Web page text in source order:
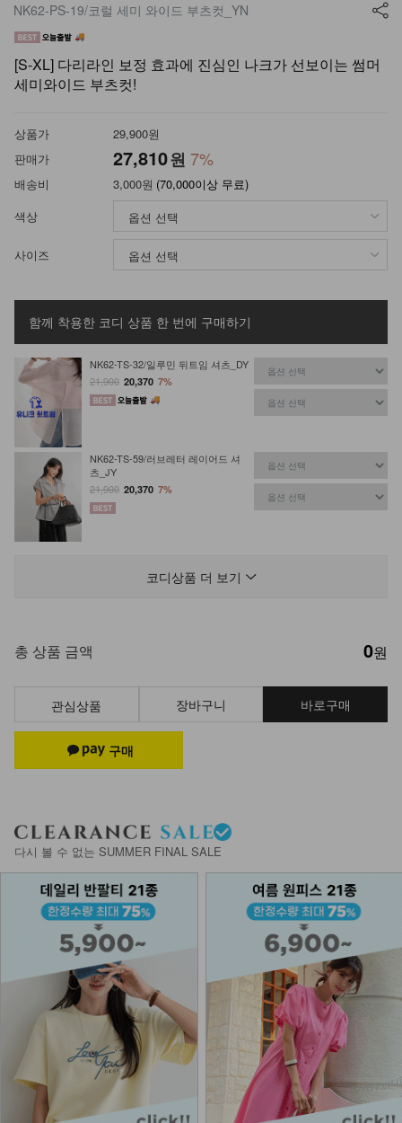
NK62-PS-19/코럴 세미 와이드 부츠컷_YN
[S-XL] 다리라인 보정 효과에 진심인 나크가 선보이는 썸머
세미와이드 부츠컷!
상품가
29,900원
판매가
27,810원 7%
배송비 3,000원 (70,000이상 무료)
색상
사이즈
함께 착용한 코디 상품 한 번에 구매하기
NK62-TS-32/일루민 뒤트임 셔츠_DY
21,900 20,370 7%
NK62-TS-59/러브레터 레이어드 셔
츠_JY
21,900 20,370 7%
NK02-A-10/슬림브이 목걸이_DY
DM61-BT-02/실린 소가죽 벨트_HR
27,900
NKA53-N-13/스트롱 스틱 목걸이
_HR
DM23-AC-10/클립 체인 팔찌
12,900
코디상품 더 보기
총 상품 금액 0원
관심상품 장바구니 바로구매
다시 볼 수 없는 SUMMER FINAL SALE